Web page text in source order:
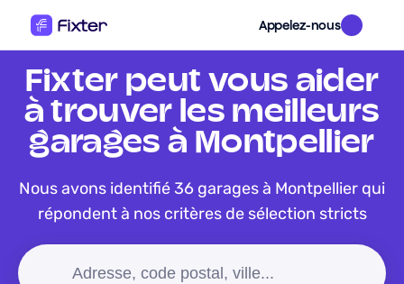
Appelez-nous
Fixter peut vous aider
à trouver les meilleurs
garages à Montpellier
Nous avons identifié 36 garages à Montpellier qui
répondent à nos critères de sélection stricts